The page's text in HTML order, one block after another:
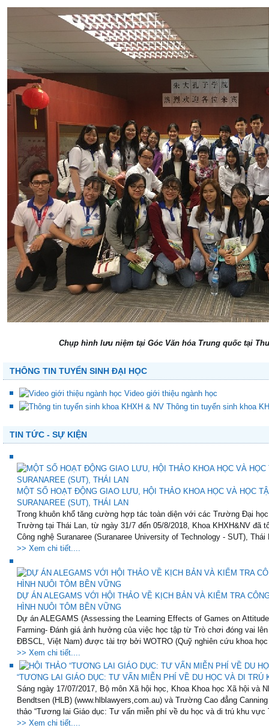
Chụp hình lưu niệm tại Góc Văn hóa Trung quốc tại
THÔNG TIN TUYỂN SINH ĐẠI HỌC
Video giới thiệu ngành học
Thông tin tuyển sinh khoa
TIN TỨC - SỰ KIỆN
MỘT SỐ HOẠT ĐỘNG GIAO LƯU, HỘI THẢO KHOA HỌC VÀ HỌC
SURANAREE (SUT), THÁI LAN
Trong khuôn khổ tăng cường hợp tác toàn diện với các Trường Đại
Trường tại Thái Lan, từ ngày 31/7 đến 05/8/2018, Khoa KHXH&NV đã
Công nghệ Suranaree (Suranaree University of Technology - SUT),
>> Xem chi tiết....
DỰ ÁN ALEGAMS VỚI HỘI THẢO VỀ KỊCH BẢN VÀ KIỂM TRA
HÌNH NUÔI TÔM BỀN VỮNG
Dự án ALEGAMS (Assessing the Learning Effects of Games on
Farming- Đánh giá ảnh hưởng của việc học tập từ Trò chơi đóng vai
ĐBSCL, Việt Nam) được tài trợ bởi WOTRO (Quỹ nghiên cứu khoa
>> Xem chi tiết....
“TƯƠNG LAI GIÁO DỤC: TƯ VẤN MIỄN PHÍ VỀ DU HỌC VÀ DI TRÚ
Sáng ngày 17/07/2017, Bộ môn Xã hội học, Khoa Khoa học Xã hội và
Bendtsen (HLB) (www.hlblawyers,com.au) và Trường Cao đẳng
thảo “Tương lai Giáo dục: Tư vấn miễn phí về du học và di trú khu vực
>> Xem chi tiết....